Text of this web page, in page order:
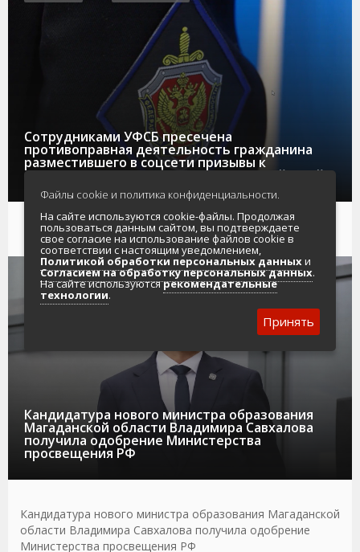
Сотрудниками УФСБ пресечена
противоправная деятельность гражданина
разместившего в соцсети призывы к
осуществлению террористических действий
Кандидатура нового министра образования
Магаданской области Владимира Савхалова
получила одобрение Министерства
просвещения РФ
07.08.2026 ОБРАЗОВАНИЕ
Кандидатура нового министра образования Магаданской
области Владимира Савхалова получила одобрение
Министерства просвещения РФ
Файлы cookie и политика конфиденциальности.
На сайте используются cookie-файлы. Продолжая
пользоваться данным сайтом, вы подтверждаете
свое согласие на использование файлов cookie в
соответствии с настоящим уведомлением,
Политикой обработки персональных данныхи
Согласием на обработку персональных данных.
На сайте используютсярекомендательные
технологии.
Принять